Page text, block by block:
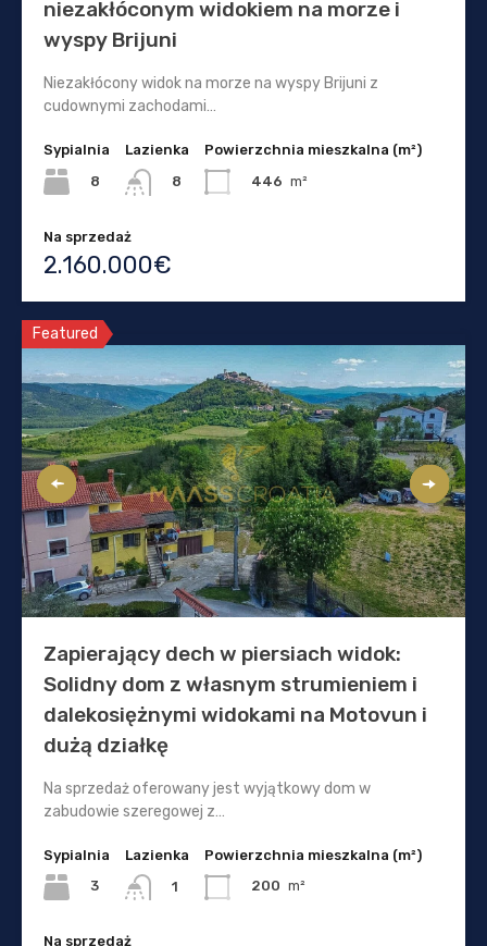
niezakłóconym widokiem na morze i
wyspy Brijuni
Niezakłócony widok na morze na wyspy Brijuni z
cudownymi zachodami…
Sypialnia
8
Lazienka
8
Powierzchnia mieszkalna (m²)
446 m²
Na sprzedaż
2.160.000€
Featured
Zapierający dech w piersiach widok:
Solidny dom z własnym strumieniem i
dalekosiężnymi widokami na Motovun i
dużą działkę
Na sprzedaż oferowany jest wyjątkowy dom w
zabudowie szeregowej z…
Sypialnia
3
Lazienka
1
Powierzchnia mieszkalna (m²)
200 m²
Na sprzedaż